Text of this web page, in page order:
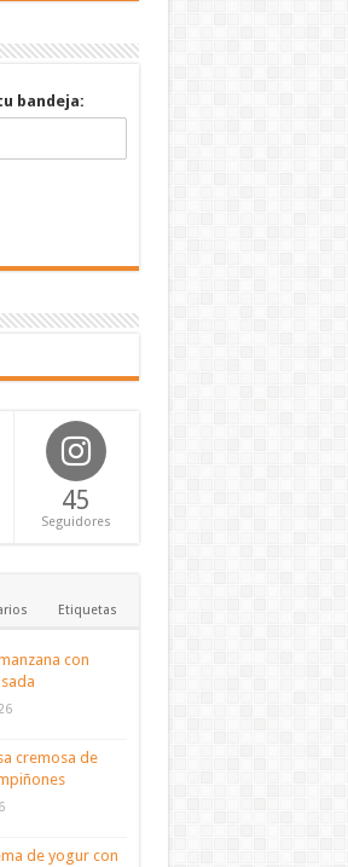
bandeja:
45
Seguidores
Etiquetas
con
cremosa de
de yogur con